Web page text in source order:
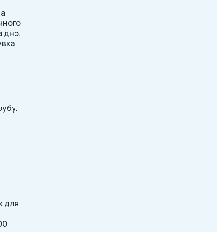
дно.
для